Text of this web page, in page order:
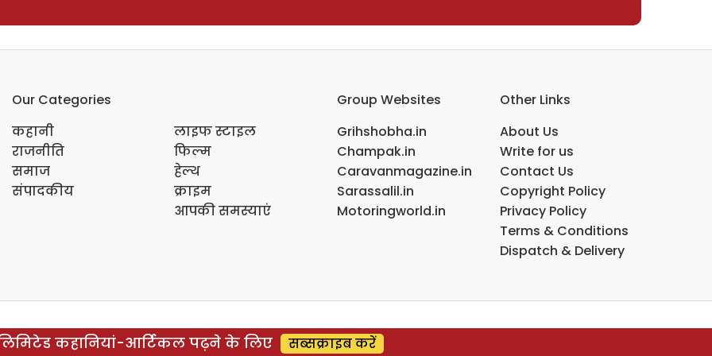
Our Categories
कहानी
राजनीति
समाज
संपादकीय
लाइफ स्टाइल
फिल्म
हेल्थ
क्राइम
आपकी समस्याएं
Group Websites
Grihshobha.in
Champak.in
Caravanmagazine.in
Sarassalil.in
Motoringworld.in
Other Links
About Us
Write for us
Contact Us
Copyright Policy
Privacy Policy
Terms & Conditions
Dispatch & Delivery
कहानियां-आर्टिकल पढ़ने के लिए सब्सक्राइब करें